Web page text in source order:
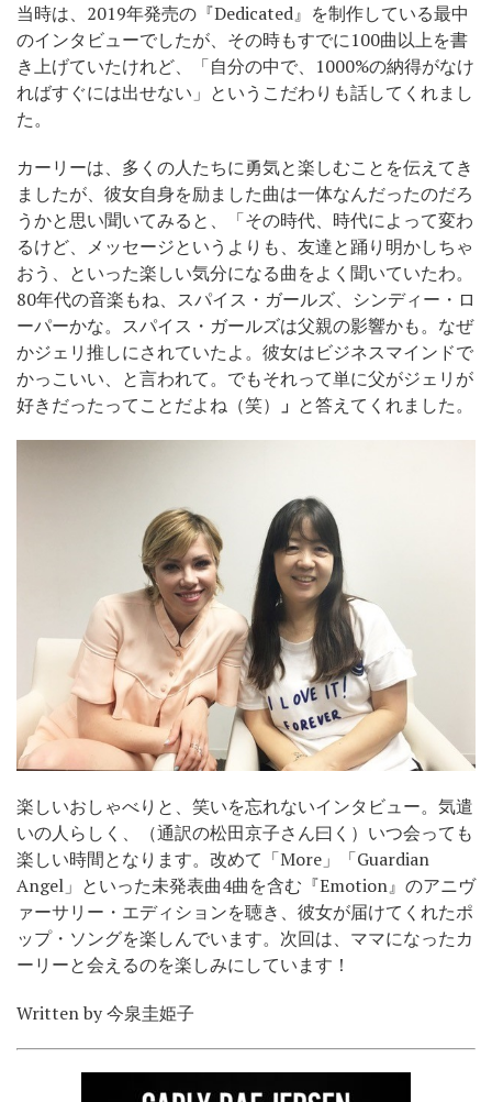
当時は、2019年発売の『Dedicated』を制作している最中
のインタビューでしたが、その時もすでに100曲以上を書
き上げていたけれど、「自分の中で、1000%の納得がなけ
ればすぐには出せない」というこだわりも話してくれまし
た。
カーリーは、多くの人たちに勇気と楽しむことを伝えてき
ましたが、彼女自身を励ました曲は一体なんだったのだろ
うかと思い聞いてみると、「その時代、時代によって変わ
るけど、メッセージというよりも、友達と踊り明かしちゃ
おう、といった楽しい気分になる曲をよく聞いていたわ。
80年代の音楽もね、スパイス・ガールズ、シンディー・ロ
ーパーかな。スパイス・ガールズは父親の影響かも。なぜ
かジェリ推しにされていたよ。彼女はビジネスマインドで
かっこいい、と言われて。でもそれって単に父がジェリが
好きだったってことだよね（笑）
」 と答えてくれました。
楽しいおしゃべりと、笑いを忘れないインタビュー。気遣
いの人らしく、（通訳の松田京子さん曰く）いつ会っても
楽しい時間となります。改めて「More」「Guardian
Angel」といった未発表曲4曲を含む『Emotion』のアニヴ
ァーサリー・エディションを聴き、彼女が届けてくれたポ
ップ・ソングを楽しんでいます。次回は、ママになったカ
ーリーと会えるのを楽しみにしています！
Written by 今泉圭姫子